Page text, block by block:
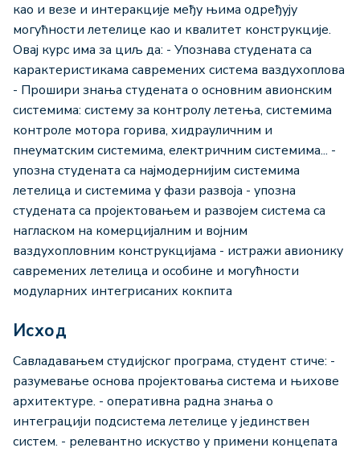
као и везе и интеракције међу њима одређују
могућности летелице као и квалитет конструкције.
Овај курс има за циљ да: - Упознава студената са
карактеристикама савремених система ваздухоплова
- Прошири знања студената о основним авионским
системима: систему за контролу летења, системима
контроле мотора горива, хидрауличним и
пнеуматским системима, електричним системима... -
упозна студената са најмодернијим системима
летелица и системима у фази развоја - упозна
студената са пројектовањем и развојем система са
нагласком на комерцијалним и војним
ваздухопловним конструкцијама - истражи авионику
савремених летелица и особине и могућности
модуларних интегрисаних кокпита
Исход
Савладавањем студијског програма, студент стиче: -
разумевање основа пројектовања система и њихове
архитектуре. - оперативна радна знања о
интеграцији подсистема летелице у јединствен
систем. - релевантно искуство у примени концепата